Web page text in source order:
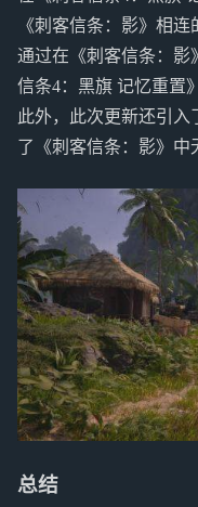
《刺客信条：影》相连
通过在《刺客信条：影
信条4：黑旗 记忆重置
此外，此次更新还引入
了《刺客信条：影》中
总结